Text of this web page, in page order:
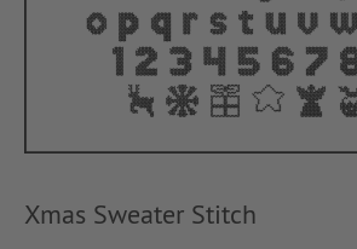
Xmas Sweater Stitch